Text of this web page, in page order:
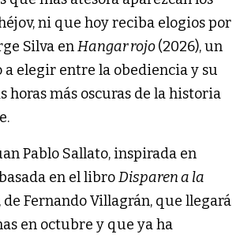
ni que hoy reciba elogios por
Silva enHangar rojo(2026), un
elegir entre la obediencia y su
horas más oscuras de la historia
Pablo Sallato, inspirada en
en el libroDisparen a la
de Fernando Villagrán, que llegará
en octubre y que ya ha